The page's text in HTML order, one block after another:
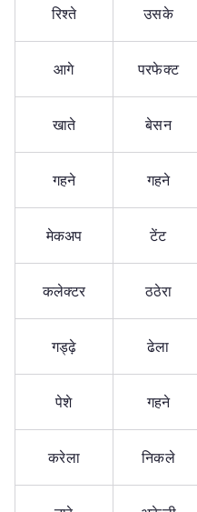
रिश्ते उसके
आगे परफेक्ट
खाते बेसन
गहने गहने
मेकअप टेंट
कलेक्टर ठठेरा
गड्ढ़े ढेला
पेशे गहने
करेला निकले